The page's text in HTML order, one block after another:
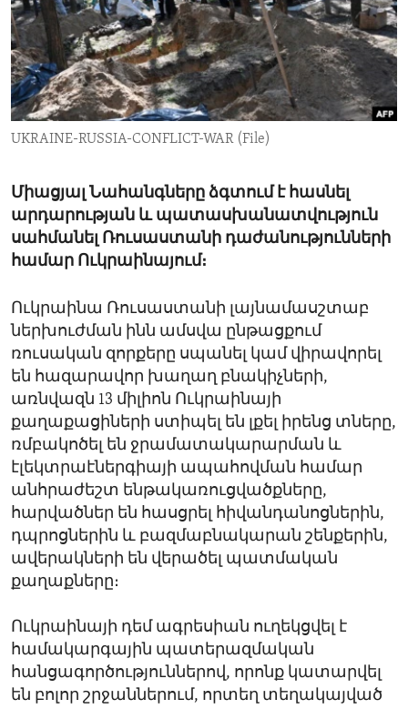
ENVIRONMENT AND HEALTH
IDEALS AND INSTITUTIONS
UKRAINE-RUSSIA-CONFLICT-WAR (File)
Միացյալ Նահանգները ձգտում է հասնել
արդարության և պատասխանատվություն
սահմանել Ռուսաստանի դաժանությունների
համար Ուկրաինայում։
Ուկրաինա Ռուսաստանի լայնամասշտաբ
ներխուժման ինն ամսվա ընթացքում
ռուսական զորքերը սպանել կամ վիրավորել
են հազարավոր խաղաղ բնակիչների,
առնվազն 13 միլիոն Ուկրաինայի
քաղաքացիների ստիպել են լքել իրենց տները,
ռմբակոծել են ջրամատակարարման և
էլեկտրաէներգիայի ապահովման համար
անհրաժեշտ ենթակառուցվածքները,
հարվածներ են հասցրել հիվանդանոցներին,
դպրոցներին և բազմաբնակարան շենքերին,
ավերակների են վերածել պատմական
քաղաքները։
Ուկրաինայի դեմ ագրեսիան ուղեկցվել է
համակարգային պատերազմական
հանցագործություններով, որոնք կատարվել
են բոլոր շրջաններում, որտեղ տեղակայված